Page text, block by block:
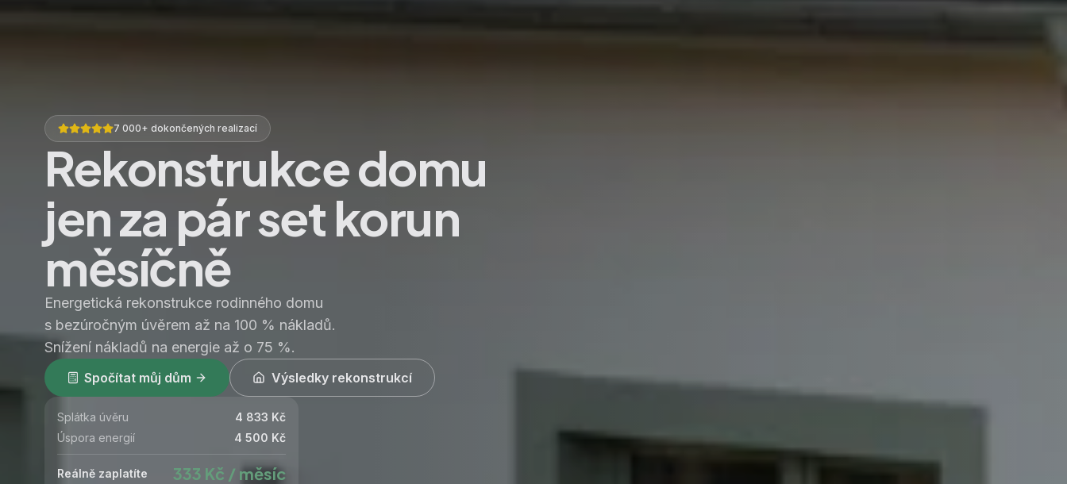
7 000+ dokončených realizací
Rekonstrukce domu
jen za pár set korun
měsíčně
Energetická rekonstrukce rodinného domu
s bezúročným úvěrem až na 100 % nákladů.
Snížení nákladů na energie až o 75 %.
Spočítat můj dům Výsledky rekonstrukcí
Splátka úvěru
4 833 Kč
Úspora energií
4 500 Kč
Reálně zaplatíte 333 Kč / měsíc